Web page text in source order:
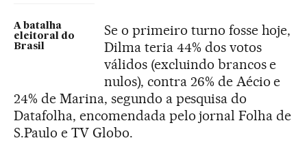
A batalha
eleitoral do
Brasil
Se o primeiro turno fosse hoje,
Dilma teria 44% dos votos
válidos (excluindo brancos e
nulos), contra 26% de Aécio e
24% de Marina, segundo a pesquisa do
Datafolha, encomendada pelo jornal Folha de
S.Paulo e TV Globo.